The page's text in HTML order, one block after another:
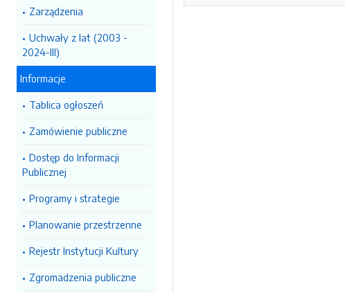
Zarządzenia
Uchwały z lat (2003 -
2024-III)
Informacje
Tablica ogłoszeń
Zamówienie publiczne
Dostęp do Informacji
Publicznej
Programy i strategie
Planowanie przestrzenne
Rejestr Instytucji Kultury
Zgromadzenia publiczne